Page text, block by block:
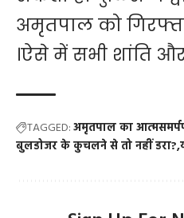
अमृतपाल को
।ऐसे में सभी शांति
TAGGED:अमृतपाल का
बुलडोजर के कुचलने से तो नहीं डरा?